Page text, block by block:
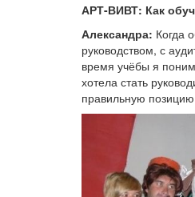
АРТ-ВИВТ: Как
Александра: Когда
руководством, с
время учёбы я
хотела стать
правильную